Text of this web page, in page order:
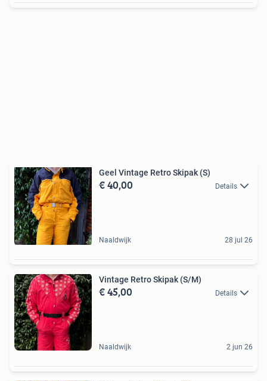
Geel Vintage Retro Skipak (S)
€ 40,00 Details
Naaldwijk 28 jul 26
Vintage Retro Skipak (S/M)
€ 45,00 Details
Naaldwijk 2 jun 26